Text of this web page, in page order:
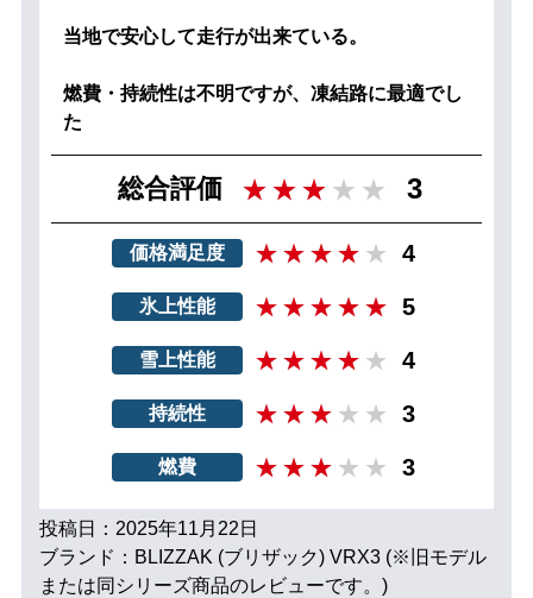
当地で安心して走行が出来ている。
燃費・持続性は不明ですが、凍結路に最適でし
た
総合評価 3
価格満足度 4
氷上性能 5
雪上性能 4
持続性 3
燃費 3
投稿日：2025年11月22日
ブランド：BLIZZAK (ブリザック) VRX3 (※旧モデル
または同シリーズ商品のレビューです。)